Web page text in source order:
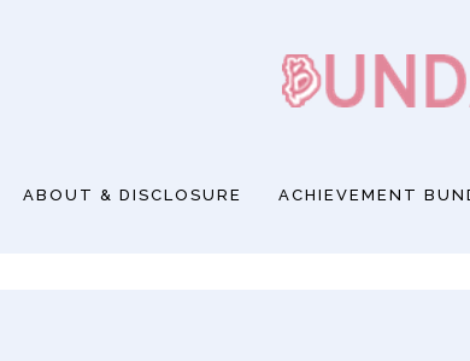
ABOUT & DISCLOSURE ACHIEVEMENT